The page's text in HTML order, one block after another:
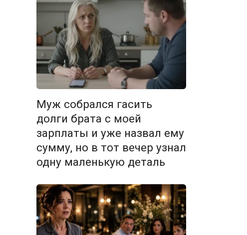
Муж собрался гасить
долги брата с моей
зарплаты и уже назвал ему
сумму, но в тот вечер узнал
одну маленькую деталь